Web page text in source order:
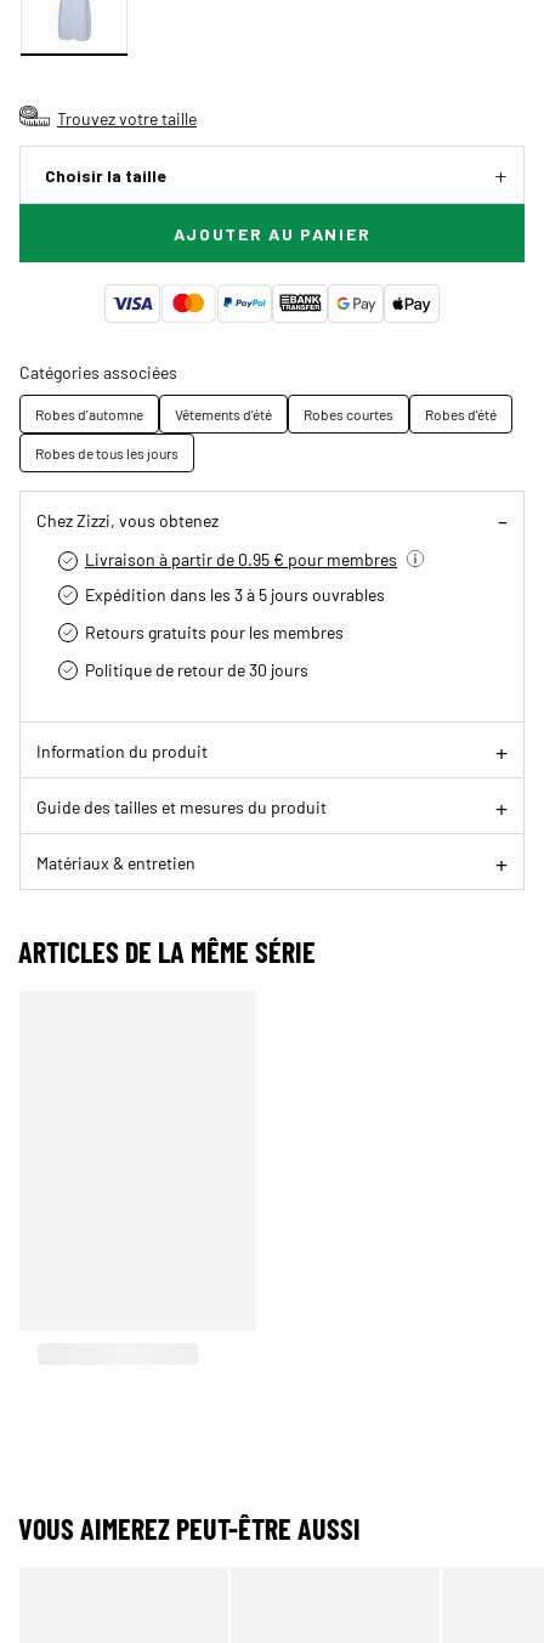
Trouvez votre taille
Choisir la taille
AJOUTER AU PANIER
Catégories associées
Robes d'automne Vêtements d'été Robes courtes
Robes d'été
Robes de tous les jours
Chez Zizzi, vous obtenez
Livraison à partir de 0.95 € pour membres
Expédition dans les 3 à 5 jours ouvrables
Retours gratuits pour les membres
Politique de retour de 30 jours
Information du produit
Guide des tailles et mesures du produit
Matériaux & entretien
ARTICLES DE LA MÊME SÉRIE
VOUS AIMEREZ PEUT-ÊTRE AUSSI